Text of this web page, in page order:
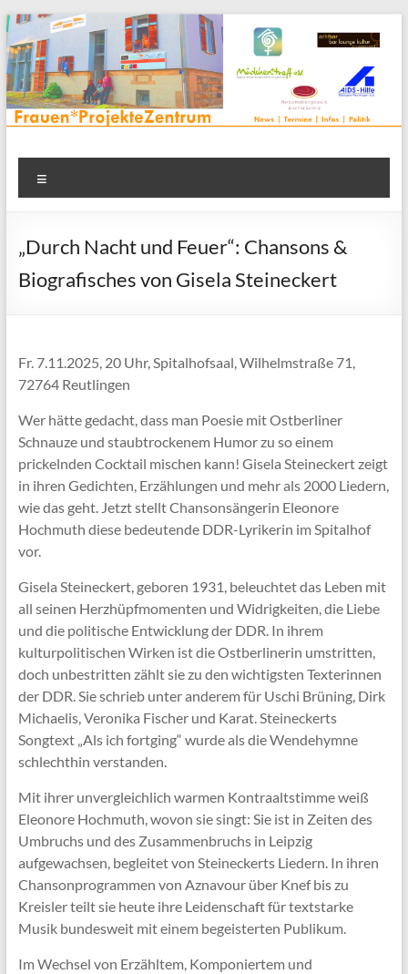
Zum
Inhalt
springen
Frauenprojektehaus wird
FrauenProjekteZentrum
Frauen* | Mädchen* | Projekte | Beratung | Veranstaltungen |
in einem Zentrum | Räume für alle | Projektarbeit | Begegnung
„Durch Nacht und Feuer“: Chansons &
Biografisches von Gisela Steineckert
Fr. 7.11.2025, 20 Uhr, Spitalhofsaal, Wilhelmstraße 71,
72764 Reutlingen
Wer hätte gedacht, dass man Poesie mit Ostberliner
Schnauze und staubtrockenem Humor zu so einem
prickelnden Cocktail mischen kann! Gisela Steineckert zeigt
in ihren Gedichten, Erzählungen und mehr als 2000 Liedern,
wie das geht. Jetzt stellt Chansonsängerin Eleonore
Hochmuth diese bedeutende DDR-Lyrikerin im Spitalhof
vor.
Gisela Steineckert, geboren 1931, beleuchtet das Leben mit
all seinen Herzhüpfmomenten und Widrigkeiten, die Liebe
und die politische Entwicklung der DDR. In ihrem
kulturpolitischen Wirken ist die Ostberlinerin umstritten,
doch unbestritten zählt sie zu den wichtigsten Texterinnen
der DDR. Sie schrieb unter anderem für Uschi Brüning, Dirk
Michaelis, Veronika Fischer und Karat. Steineckerts
Songtext „Als ich fortging“ wurde als die Wendehymne
schlechthin verstanden.
Mit ihrer unvergleichlich warmen Kontraaltstimme weiß
Eleonore Hochmuth, wovon sie singt: Sie ist in Zeiten des
Umbruchs und des Zusammenbruchs in Leipzig
aufgewachsen, begleitet von Steineckerts Liedern. In ihren
Chansonprogrammen von Aznavour über Knef bis zu
Kreisler teilt sie heute ihre Leidenschaft für textstarke
Musik bundesweit mit einem begeisterten Publikum.
Im Wechsel von Erzähltem, Komponiertem und